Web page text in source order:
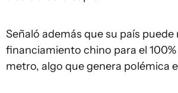
Señaló además que su país puede
financiamiento chino para el
metro, algo que genera polémica